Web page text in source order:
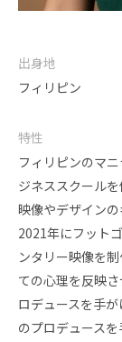
出身地
フィリピン
特性
フィリピンのマ
ジネススクール
映像やデザインの
2021年にフット
ンタリー映像を
ての心理を反映
ロデュースを手
のプロデュースを